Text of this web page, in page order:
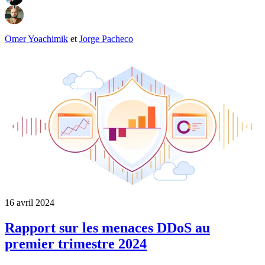
Omer Yoachimik et Jorge Pacheco
16 avril 2024
Rapport sur les menaces DDoS au
premier trimestre 2024